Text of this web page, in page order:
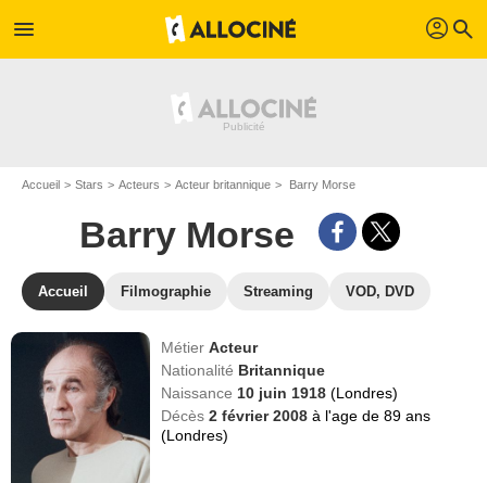
menu profil search
Accueil Stars Acteurs Acteur britannique Barry Morse
Barry Morse
Accueil Filmographie Streaming VOD, DVD
MétierActeur
Nationalité Britannique
Naissance 10 juin 1918(Londres)
Décès2 février 2008à l'age de 89 ans
(Londres)